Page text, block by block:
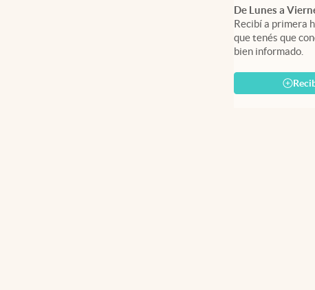
De Lunes a
Recibí a primera
que tenés que
bien informado.